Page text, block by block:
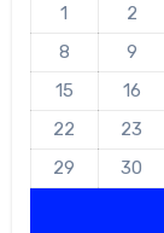
1
2
8
9
15
16
22
23
29
30